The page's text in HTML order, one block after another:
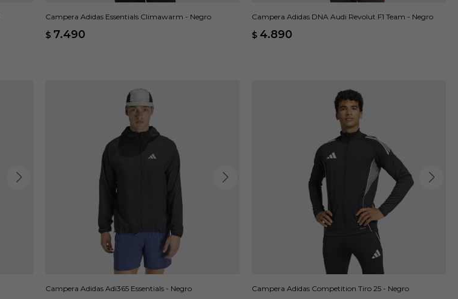
Campera Adidas Essentials Climawarm - Negro
$ 7.490
Campera Adidas DNA Audi Revolut F1 Team - Negro
$ 4.890
Campera Adidas Adi365 Essentials - Negro Campera Adidas Competition Tiro 25 - Negro